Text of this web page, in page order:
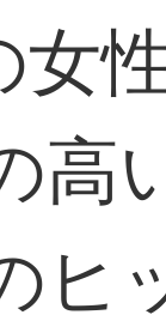
高
ヒ